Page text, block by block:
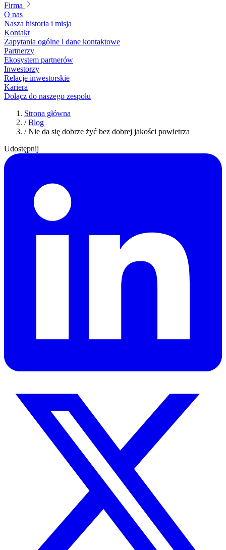
Firma
O nas
Nasza historia i misja
Kontakt
Zapytania ogólne i dane kontaktowe
Partnerzy
Ekosystem partnerów
Inwestorzy
Relacje inwestorskie
Kariera
Dołącz do naszego zespołu
Strona główna
/ Blog
/ Nie da się dobrze żyć bez dobrej jakości powietrza
Udostępnij